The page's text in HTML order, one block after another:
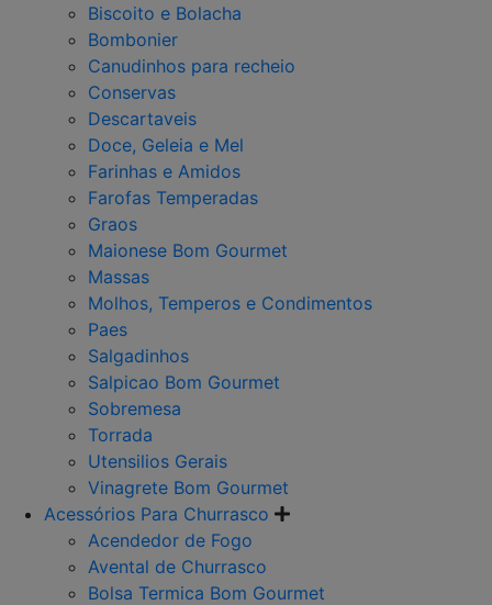
Biscoito e Bolacha
Bombonier
Canudinhos para recheio
Conservas
Descartaveis
Doce, Geleia e Mel
Farinhas e Amidos
Farofas Temperadas
Graos
Maionese Bom Gourmet
Massas
Molhos, Temperos e Condimentos
Paes
Salgadinhos
Salpicao Bom Gourmet
Sobremesa
Torrada
Utensilios Gerais
Vinagrete Bom Gourmet
Acessórios Para Churrasco
Acendedor de Fogo
Avental de Churrasco
Bolsa Termica Bom Gourmet